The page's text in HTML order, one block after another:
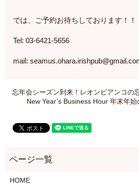
では、ご予約お待ちしております！！
Tel: 03-6421-5656
mail:
忘年会シーズン到来！レオンビアンコの
New Year’s Business Hour 年末年
HOME